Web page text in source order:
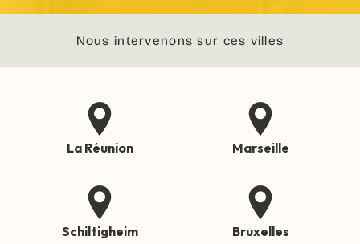
Nous intervenons sur ces villes
La Réunion Marseille
Schiltigheim Bruxelles